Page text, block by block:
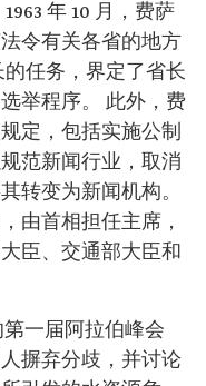
年 10 月，费萨
令有关各省的地方
任务，界定了省长
举程序。 此外，费
定，包括实施公制
范新闻行业，取消
转变为新闻机构。
由首相担任主席，
臣、交通部大臣和
第一届阿拉伯峰会
摒弃分歧，并讨论